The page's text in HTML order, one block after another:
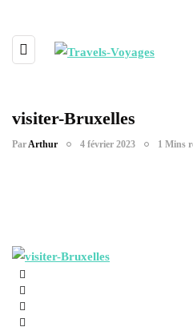
visiter-Bruxelles
ParArthur 4 février 2023 1 Mins